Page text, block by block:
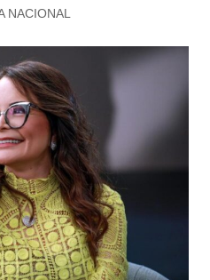
NACIONAL